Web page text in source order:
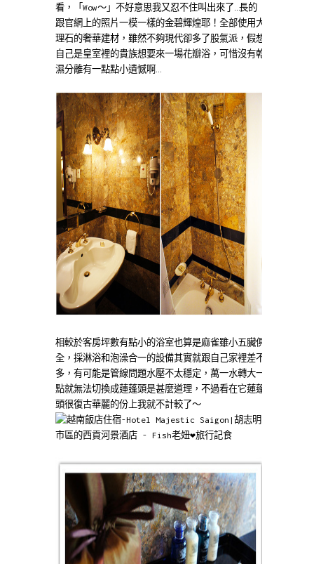
看，「Wow～」不好意思我又忍不住叫出來了…長的
跟官網上的照片一模一樣的金碧輝煌耶！全部使用大
理石的奢華建材，雖然不夠現代卻多了股氣派，假想
自己是皇室裡的貴族想要來一場花瓣浴，可惜沒有乾
濕分離有一點點小遺憾啊…
相較於客房坪數有點小的浴室也算是麻雀雖小五臟俱
全，採淋浴和泡澡合一的設備其實就跟自己家裡差不
多，有可能是管線問題水壓不太穩定，萬一水轉大一
點就無法切換成蓮蓬頭是甚麼道理，不過看在它蓮蓬
頭很復古華麗的份上我就不計較了～